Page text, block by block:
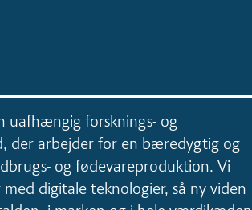
uafhængig forsknings- og
der arbejder for en bæredygtig og
og fødevareproduktion. Vi
digitale teknologier, så ny viden